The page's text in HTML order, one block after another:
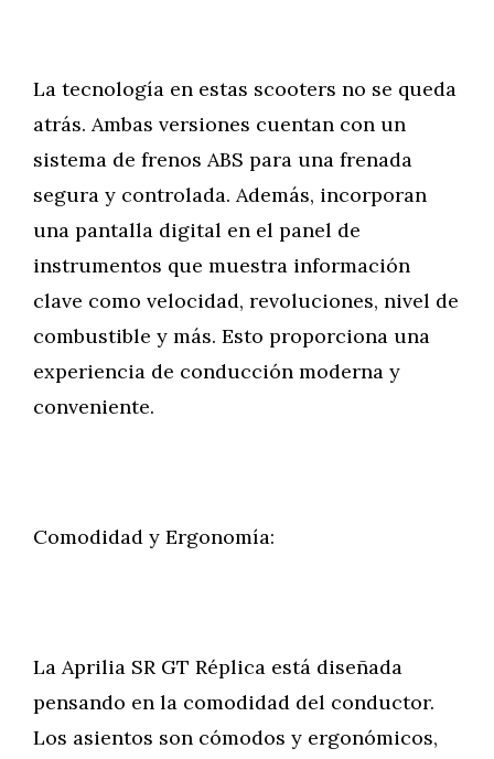
La tecnología en estas scooters no se queda
atrás. Ambas versiones cuentan con un
sistema de frenos ABS para una frenada
segura y controlada. Además, incorporan
una pantalla digital en el panel de
instrumentos que muestra información
clave como velocidad, revoluciones, nivel de
combustible y más. Esto proporciona una
experiencia de conducción moderna y
conveniente.
Comodidad y Ergonomía:
La Aprilia SR GT Réplica está diseñada
pensando en la comodidad del conductor.
Los asientos son cómodos y ergonómicos,